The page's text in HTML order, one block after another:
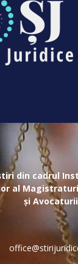
din cadrul
al
și Avocaturii